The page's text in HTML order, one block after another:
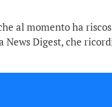
al momento ha
Digest, che